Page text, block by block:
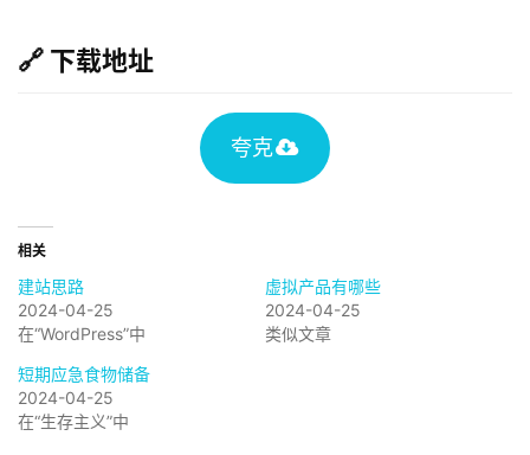
导
航
中
心
i
e
🔗 下载地址
夸克
相关
建站思路
2024-04-25
在“WordPress”中
虚拟产品有哪些
2024-04-25
类似文章
短期应急食物储备
2024-04-25
在“生存主义”中